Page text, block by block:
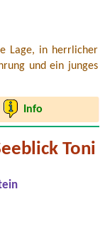
Lage, in herrlicher
und ein junges
Info
Toni